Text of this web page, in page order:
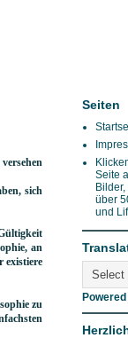
sich
an
existiere
zu
Seiten
Seite
über
und